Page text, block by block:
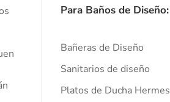
Para Baños de Diseño:
Bañeras de Diseño
Sanitarios de diseño
Platos de Ducha Hermes